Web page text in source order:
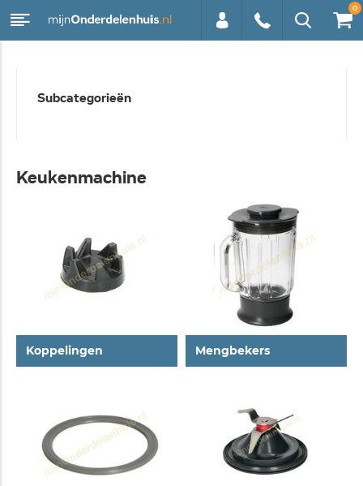
0
Subcategorieën
Keukenmachine
Koppelingen Mengbekers